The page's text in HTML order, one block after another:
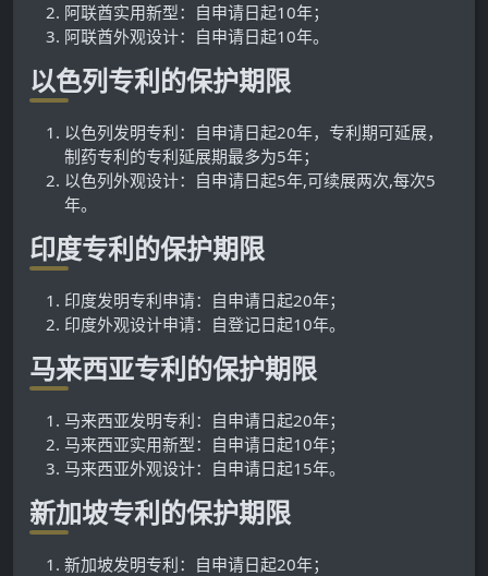
阿联酋实用新型：自申请日起10年；
阿联酋外观设计：自申请日起10年。
以色列专利的保护期限
以色列发明专利：自申请日起20年，专利期可延展，
制药专利的专利延展期最多为5年；
以色列外观设计：自申请日起5年,可续展两次,每次5
年。
印度专利的保护期限
印度发明专利申请：自申请日起20年；
印度外观设计申请：自登记日起10年。
马来西亚专利的保护期限
马来西亚发明专利：自申请日起20年；
马来西亚实用新型：自申请日起10年；
马来西亚外观设计：自申请日起15年。
新加坡专利的保护期限
新加坡发明专利：自申请日起20年；